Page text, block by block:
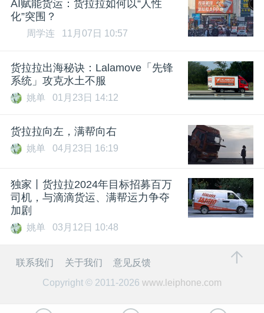
AI赋能货运：货拉拉如何以“人性
化”突围？
周学连 11月07日 10:57
货拉拉出海秘诀：Lalamove「先锋
系统」攻克水土不服
姚单 01月23日 14:12
货拉拉向左，满帮向右
姚单 04月23日 16:19
独家丨货拉拉2024年目标招募百万
司机，与滴滴货运、满帮运力争夺
加剧
姚单 03月12日 10:48
联系我们 关于我们
意见反馈
Copyright © 2011-2026 www.leiphone.com